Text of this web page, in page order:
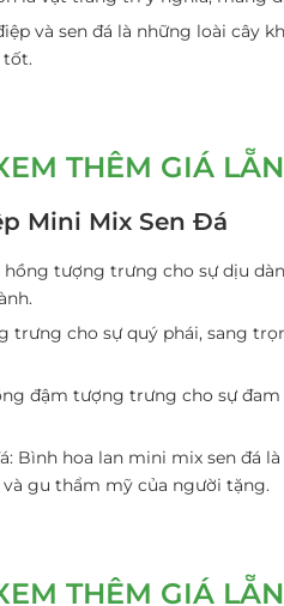
và sen đá là những loài cây
tốt.
THÊM GIÁ
Mini Mix Sen Đá
hồng tượng trưng cho sự dịu
trưng cho sự quý phái, sang
đậm tượng trưng cho sự
: Bình hoa lan mini mix sen đá
gu thẩm mỹ của người tặng.
THÊM GIÁ